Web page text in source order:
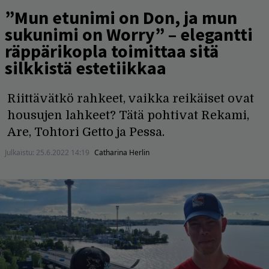
”Mun etunimi on Don, ja mun
sukunimi on Worry” – elegantti
räppärikopla toimittaa sitä
silkkistä estetiikkaa
Riittävätkö rahkeet, vaikka reikäiset ovat
housujen lahkeet? Tätä pohtivat Rekami,
Are, Tohtori Getto ja Pessa.
Julkaistu: 25.6.2022 14:19 Catharina Herlin